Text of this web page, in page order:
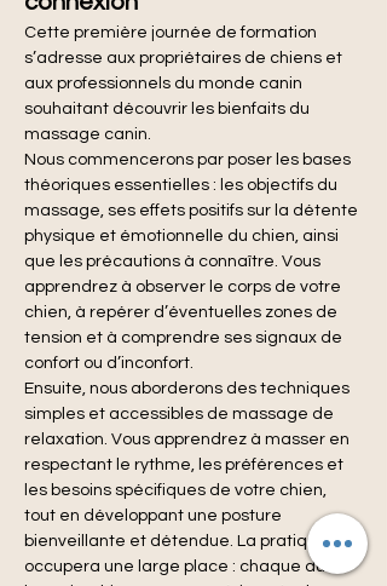
Cette première journée de formation
s’adresse aux propriétaires de chiens et
aux professionnels du monde canin
souhaitant découvrir les bienfaits du
massage canin.
Nous commencerons par poser les bases
théoriques essentielles : les objectifs du
massage, ses effets positifs sur la détente
physique et émotionnelle du chien, ainsi
que les précautions à connaître. Vous
apprendrez à observer le corps de votre
chien, à repérer d’éventuelles zones de
tension et à comprendre ses signaux de
confort ou d’inconfort.
Ensuite, nous aborderons des techniques
simples et accessibles de massage de
relaxation. Vous apprendrez à masser en
respectant le rythme, les préférences et
les besoins spécifiques de votre chien,
tout en développant une posture
bienveillante et détendue. La pratique
occupera une large place : chaque duo